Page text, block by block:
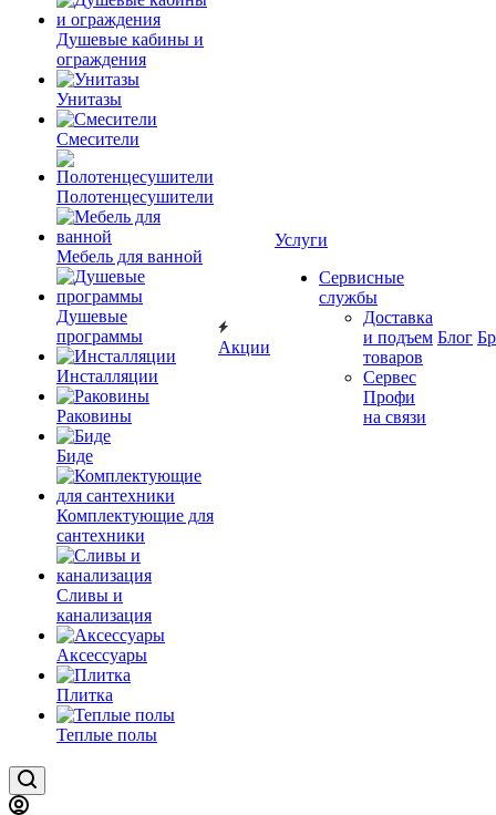
Душевые кабины и
ограждения
Унитазы
Смесители
Полотенцесушители
Мебель для ванной
Душевые
программы
Инсталляции
Раковины
Биде
Комплектующие для
сантехники
Сливы и
канализация
Аксессуары
Плитка
Теплые полы
Акции
Услуги
Сервисные
службы
Доставка
и подъем
товаров
Сервес
Профи
на связи
Блог